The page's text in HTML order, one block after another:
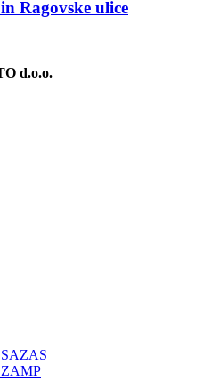
Ragovske ulice
d.o.o.
SAZAS
ZAMP